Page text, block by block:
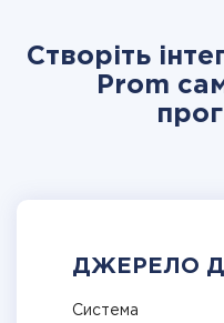
Створіть
Prom
ДЖЕРЕЛО
Система